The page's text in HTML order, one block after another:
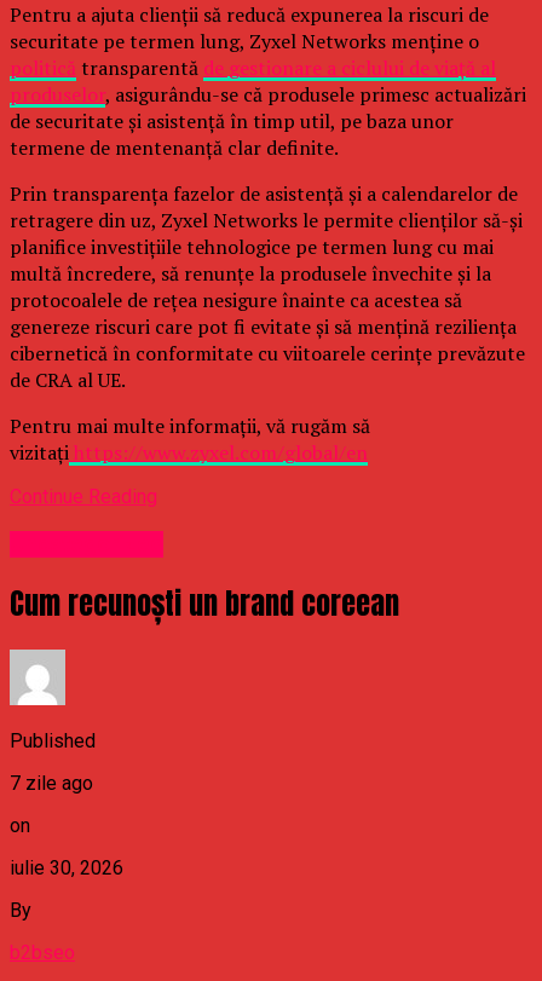
Pentru a ajuta clienții să reducă expunerea la riscuri de
securitate pe termen lung, Zyxel Networks menține o
politică transparentă de gestionare a ciclului de viață al
produselor, asigurându-se că produsele primesc actualizări
de securitate și asistență în timp util, pe baza unor
termene de mentenanță clar definite.
Prin transparența fazelor de asistență și a calendarelor de
retragere din uz, Zyxel Networks le permite clienților să-și
planifice investițiile tehnologice pe termen lung cu mai
multă încredere, să renunțe la produsele învechite și la
protocoalele de rețea nesigure înainte ca acestea să
genereze riscuri care pot fi evitate și să mențină reziliența
cibernetică în conformitate cu viitoarele cerințe prevăzute
de CRA al UE.
Pentru mai multe informații, vă rugăm să
vizitațihttps://www.zyxel.com/global/en
Continue Reading
Cum recunoști un brand coreean
Published
7 zile ago
on
iulie 30, 2026
By
b2bseo